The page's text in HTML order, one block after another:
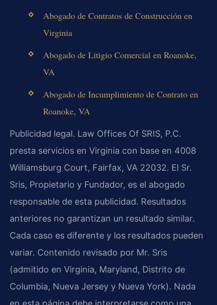
Abogado de Contratos de Construcción en
Virginia
Abogado de Litigio Comercial en Roanoke,
VA
Abogado de Incumplimiento de Contrato en
Roanoke, VA
Publicidad legal. Law Offices Of SRIS, P.C.
presta servicios en Virginia con base en 4008
Williamsburg Court, Fairfax, VA 22032. El Sr.
Sris, Propietario y Fundador, es el abogado
responsable de esta publicidad. Resultados
anteriores no garantizan un resultado similar.
Cada caso es diferente y los resultados pueden
variar. Contenido revisado por Mr. Sris
(admitido en Virginia, Maryland, Distrito de
Columbia, Nueva Jersey y Nueva York). Nada